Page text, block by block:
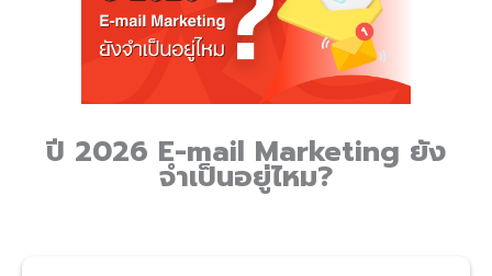
ปี 2026 E-mail Marketing ยัง
จำเป็นอยู่ไหม?